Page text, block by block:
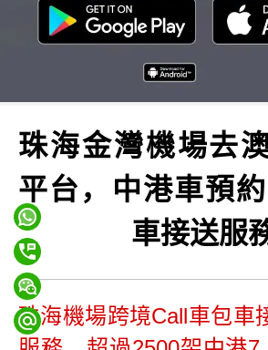
珠海金灣機場去
平台，中港車預
車接送服
珠海機場跨境Call車包車